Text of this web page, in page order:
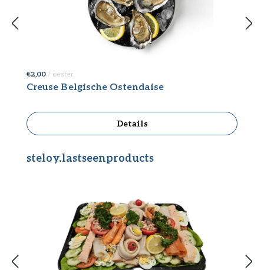
€ 2,00 / oester
Creuse Belgische Ostendaise
Details
Productgalerij overslaan
steloy.lastseenproducts